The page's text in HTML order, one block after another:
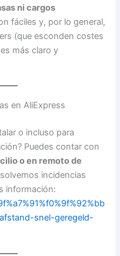
ni cargos
fáciles y, por lo general,
(que esconden costes
más claro y
en AliExpress
o incluso para
Puedes contar con
o en remoto de
incidencias
información:
snel-geregeld-